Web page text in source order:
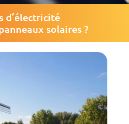
d’électricité
solaires ?